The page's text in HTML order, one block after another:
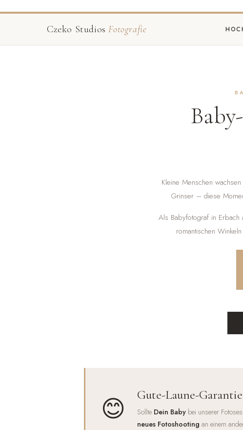
Czeko StudiosFotografie
Kleine Menschen
Grinser – diese
Als Babyfotograf in
romantischen
😊 Gute-Laune-Garantie
Sollte Dein Baby bei unserer
neues Fotoshooting an einem